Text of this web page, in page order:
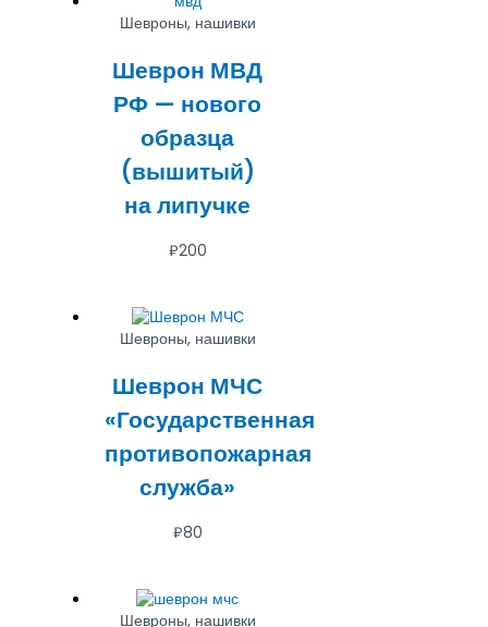
Шевроны, нашивки
Шеврон МВД
РФ — нового
образца
(вышитый)
на липучке
₽200
Шевроны, нашивки
Шеврон МЧС
«Государственная
противопожарная
служба»
₽80
Шевроны, нашивки